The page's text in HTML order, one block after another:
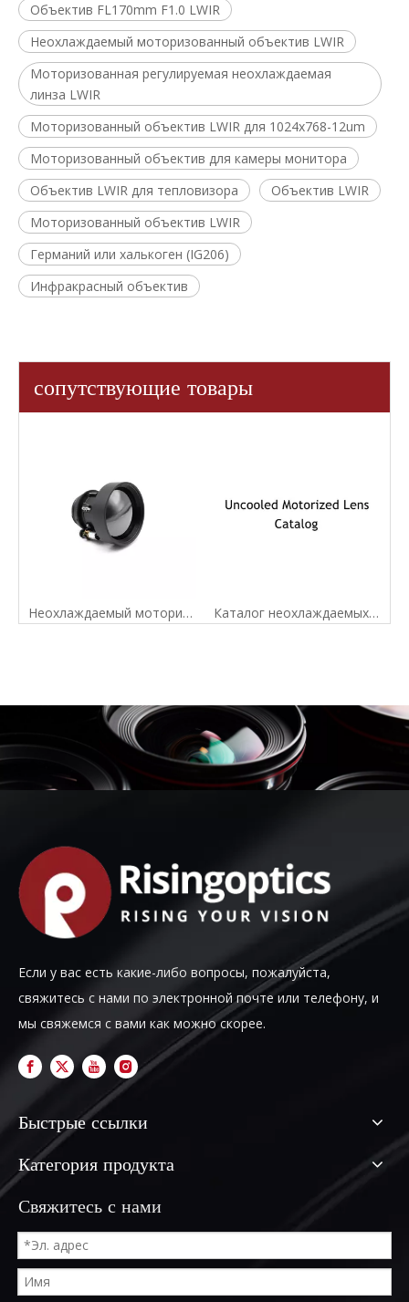
Объектив FL170mm F1.0 LWIR
Неохлаждаемый моторизованный объектив LWIR
Моторизованная регулируемая неохлаждаемая
линза LWIR
Моторизованный объектив LWIR для 1024x768-12um
Моторизованный объектив для камеры монитора
Объектив LWIR для тепловизора
Объектив LWIR
Моторизованный объектив LWIR
Германий или халькоген (IG206)
Инфракрасный объектив
сопутствующие товары
Неохлаждаемый моторизованный инфракрасный объектив Lwir 75 мм F1.0 для детектора 640X512-17um Каталог неохлаждаемых моторизованных объективов LWIR
Если у вас есть какие-либо вопросы, пожалуйста,
свяжитесь с нами по электронной почте или телефону, и
мы свяжемся с вами как можно скорее.
Быстрые ссылки
Категория продукта
Свяжитесь с нами